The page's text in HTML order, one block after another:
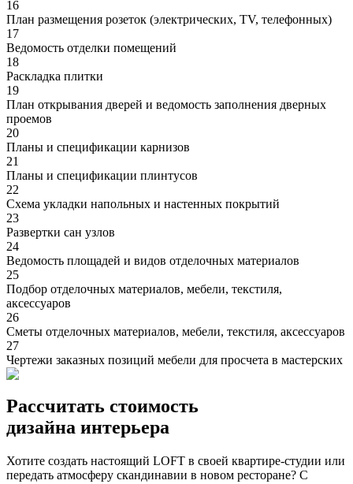
16
План размещения розеток (электрических, TV, телефонных)
17
Ведомость отделки помещений
18
Раскладка плитки
19
План открывания дверей и ведомость заполнения дверных
проемов
20
Планы и спецификации карнизов
21
Планы и спецификации плинтусов
22
Cхема укладки напольных и настенных покрытий
23
Развертки сан узлов
24
Ведомость площадей и видов отделочных материалов
25
Подбор отделочных материалов, мебели, текстиля,
аксессуаров
26
Сметы отделочных материалов, мебели, текстиля, аксессуаров
27
Чертежи заказных позиций мебели для просчета в мастерских
Рассчитать стоимость
дизайна интерьера
Хотите создать настоящий LOFT в своей квартире-студии или
передать атмосферу скандинавии в новом ресторане? С